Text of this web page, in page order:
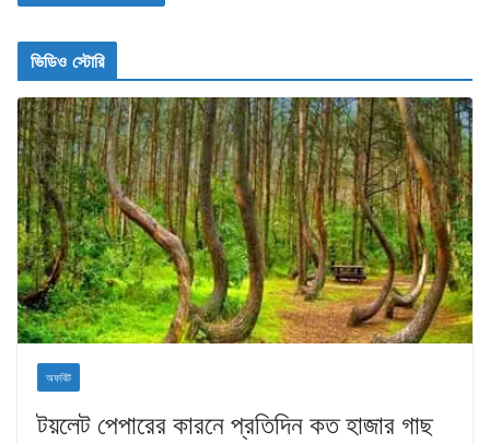
ভিডিও স্টোরি
অফবিট
টয়লেট পেপারের কারনে প্রতিদিন কত হাজার গাছ